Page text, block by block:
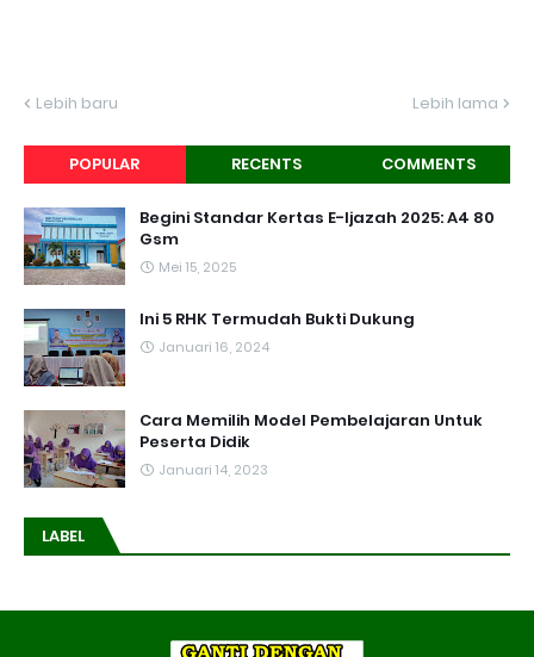
Lebih baru Lebih lama
POPULAR RECENTS COMMENTS
Begini Standar Kertas E-Ijazah 2025: A4 80
Gsm
Mei 15, 2025
Ini 5 RHK Termudah Bukti Dukung
Januari 16, 2024
Cara Memilih Model Pembelajaran Untuk
Peserta Didik
Januari 14, 2023
LABEL